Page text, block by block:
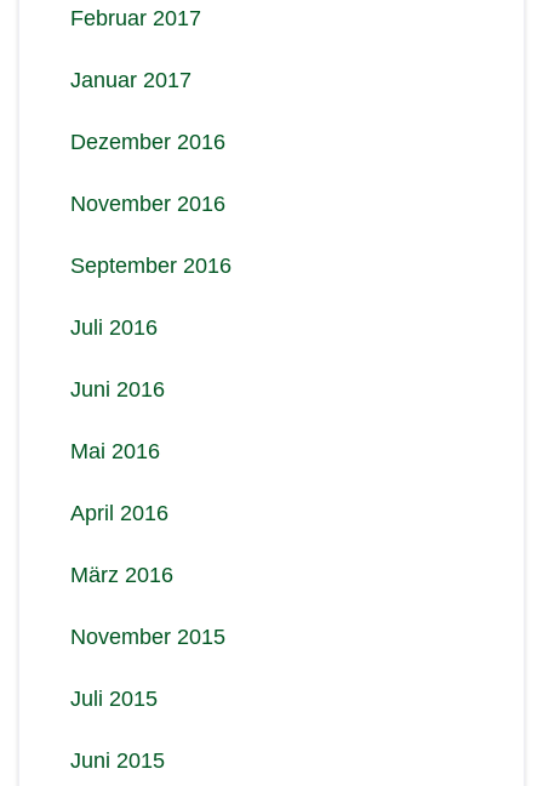
Februar 2017
Januar 2017
Dezember 2016
November 2016
September 2016
Juli 2016
Juni 2016
Mai 2016
April 2016
März 2016
November 2015
Juli 2015
Juni 2015